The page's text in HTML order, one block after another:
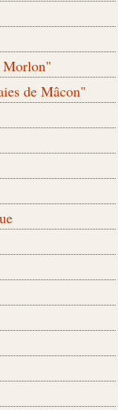
Morlon"
de Mâcon"